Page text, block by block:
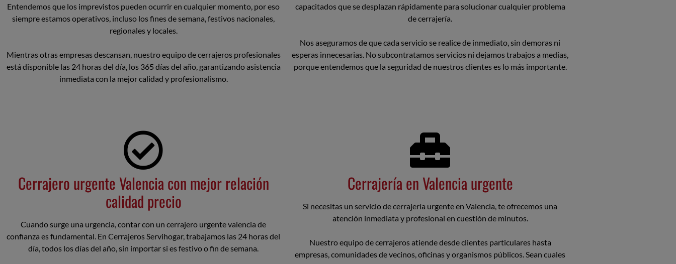
Entendemos que los imprevistos pueden ocurrir en cualquier momento, por eso
siempre estamos operativos, incluso los fines de semana, festivos nacionales,
regionales y locales.
Mientras otras empresas descansan, nuestro equipo de cerrajeros profesionales
está disponible las 24 horas del día, los 365 días del año, garantizando asistencia
inmediata con la mejor calidad y profesionalismo.
capacitados que se desplazan rápidamente para solucionar cualquier problema
de cerrajería.
Nos aseguramos de que cada servicio se realice de inmediato, sin demoras ni
esperas innecesarias. No subcontratamos servicios ni dejamos trabajos a medias,
porque entendemos que la seguridad de nuestros clientes es lo más importante.
Cerrajero urgente Valencia con mejor relación
calidad precio
Cuando surge una urgencia, contar con un cerrajero urgente valencia de
confianza es fundamental. En Cerrajeros Servihogar, trabajamos las 24 horas del
día, todos los días del año, sin importar si es festivo o fin de semana.
Cerrajería en Valencia urgente
Si necesitas un servicio de cerrajería urgente en Valencia, te ofrecemos una
atención inmediata y profesional en cuestión de minutos.
Nuestro equipo de cerrajeros atiende desde clientes particulares hasta
empresas, comunidades de vecinos, oficinas y organismos públicos. Sean cuales